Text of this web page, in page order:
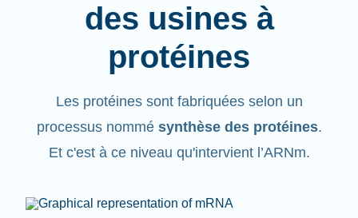
des usines à
protéines
Les protéines sont fabriquées selon un
processus nommé synthèse des protéines.
Et c'est à ce niveau qu'intervient l’ARNm.